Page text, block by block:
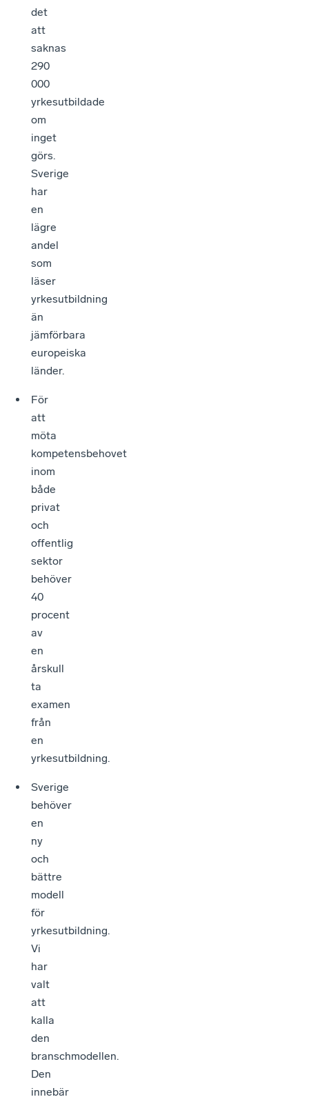
det
att
saknas
290
000
yrkesutbildade
om
inget
görs.
Sverige
har
en
lägre
andel
som
läser
yrkesutbildning
än
jämförbara
europeiska
länder.
För
att
möta
kompetensbehovet
inom
både
privat
och
offentlig
sektor
behöver
40
procent
av
en
årskull
ta
examen
från
en
yrkesutbildning.
Sverige
behöver
en
ny
och
bättre
modell
för
yrkesutbildning.
Vi
har
valt
att
kalla
den
branschmodellen.
Den
innebär